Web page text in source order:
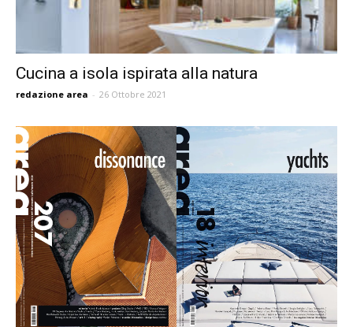
Cucina a isola ispirata alla natura
redazione area - 26 Ottobre 2021